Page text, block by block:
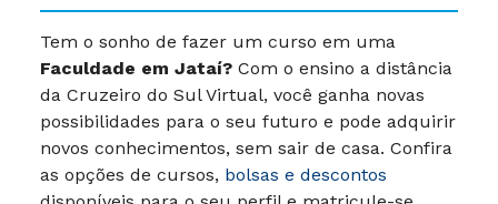
Tem o sonho de fazer um curso em uma
Faculdade em Jataí? Com o ensino a distância
da Cruzeiro do Sul Virtual, você ganha novas
possibilidades para o seu futuro e pode adquirir
novos conhecimentos, sem sair de casa. Confira
as opções de cursos, bolsas e descontos